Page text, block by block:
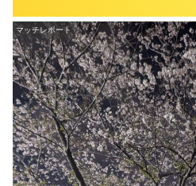
マッチレポート